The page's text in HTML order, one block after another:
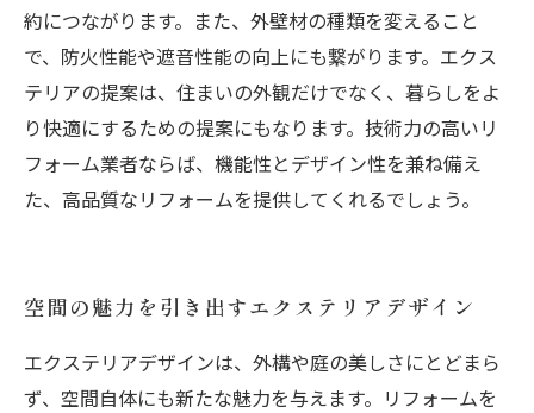
約につながります。また、外壁材の種類を変えること
で、防火性能や遮音性能の向上にも繋がります。エクス
テリアの提案は、住まいの外観だけでなく、暮らしをよ
り快適にするための提案にもなります。技術力の高いリ
フォーム業者ならば、機能性とデザイン性を兼ね備え
た、高品質なリフォームを提供してくれるでしょう。
空間の魅力を引き出すエクステリアデザイン
エクステリアデザインは、外構や庭の美しさにとどまら
ず、空間自体にも新たな魅力を与えます。リフォームを